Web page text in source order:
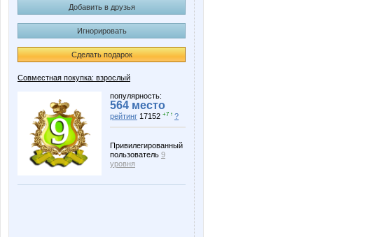
Добавить в друзья
Игнорировать
Сделать подарок
Совместная покупка: взрослый
популярность:
564 место
рейтинг 17152 +7 ↑ ?
Привилегированный
пользователь 9
уровня